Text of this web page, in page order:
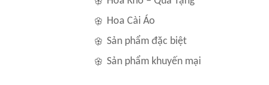
Hoa Cài Áo
Sản phẩm đặc biệt
Sản phẩm khuyến mại